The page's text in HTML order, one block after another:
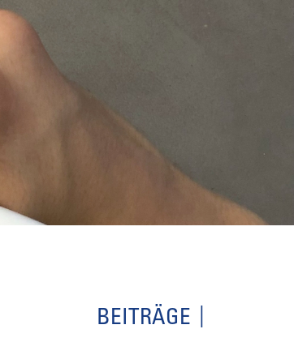
BEITRÄGE